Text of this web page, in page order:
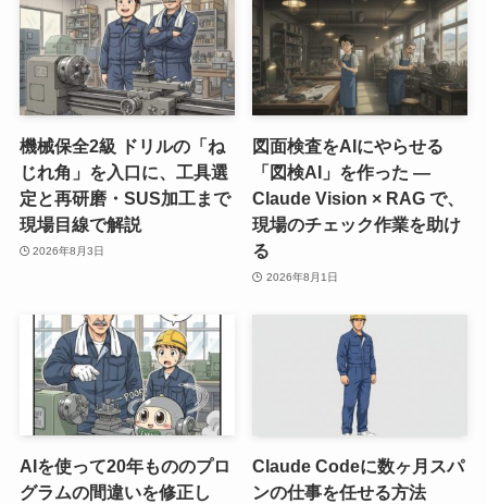
機械保全2級 ドリルの「ね
じれ角」を入口に、工具選
定と再研磨・SUS加工まで
現場目線で解説
2026年8月3日
図面検査をAIにやらせる
「図検AI」を作った ―
Claude Vision × RAG で、
現場のチェック作業を助け
る
2026年8月1日
AIを使って20年もののプロ
グラムの間違いを修正し
Claude Codeに数ヶ月スパ
ンの仕事を任せる方法